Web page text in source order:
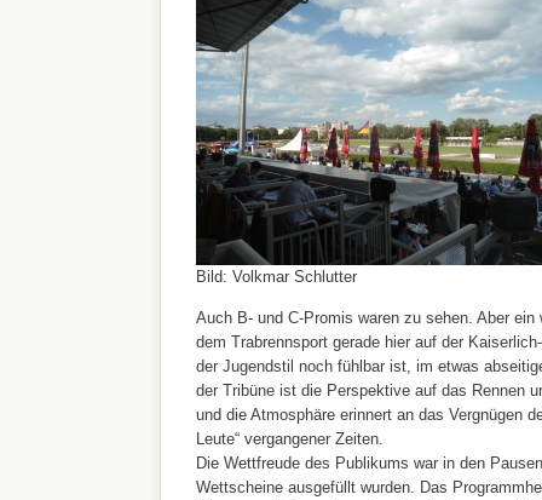
Bild: Volkmar Schlutter
Auch B- und C-Promis waren zu sehen. Aber ein
dem Trabrennsport gerade hier auf der
der Jugendstil noch fühlbar ist, im etwas
der Tribüne ist die Perspektive auf das Rennen
und die Atmosphäre erinnert an das Vergnügen
Leute“ vergangener Zeiten.
Die Wettfreude des Publikums war in den
Wettscheine ausgefüllt wurden. Das